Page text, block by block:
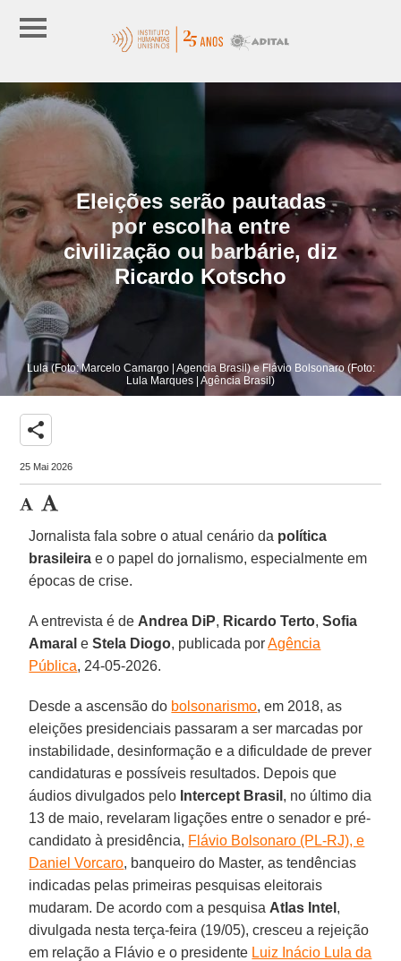
Eleições serão pautadas
por escolha entre
civilização ou barbárie, diz
Ricardo Kotscho
Lula (Foto: Marcelo Camargo | Agencia Brasil) e Flávio Bolsonaro (Foto:
Lula Marques | Agência Brasil)
share
25 Mai 2026
Jornalista fala sobre o atual cenário da política
brasileira e o papel do jornalismo, especialmente em
épocas de crise.
A entrevista é de Andrea DiP, Ricardo Terto,Sofia
Amaral eStela Diogo, publicada porAgência
Pública, 24-05-2026.
Desde a ascensão do bolsonarismo, em 2018, as
eleições presidenciais passaram a ser marcadas por
instabilidade, desinformação e a dificuldade de prever
candidaturas e possíveis resultados. Depois que
áudios divulgados pelo Intercept Brasil , no último dia
13 de maio, revelaram ligações entre o senador e pré-
candidato à presidência, Flávio Bolsonaro (PL-RJ), e
Daniel Vorcaro, banqueiro do Master, as tendências
indicadas pelas primeiras pesquisas eleitorais
mudaram. De acordo com a pesquisa Atlas Intel ,
divulgada nesta terça-feira (19/05), cresceu a rejeição
em relação a Flávio e o presidente Luiz Inácio Lula da